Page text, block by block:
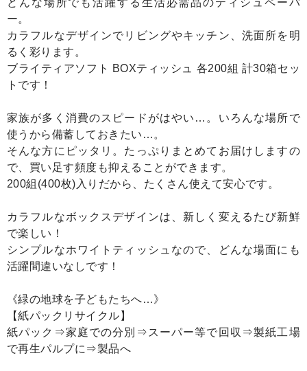
どんな場所でも活躍する生活必需品のティシュペーパ
ー。
カラフルなデザインでリビングやキッチン、洗面所を明
るく彩ります。
ブライティアソフト BOXティッシュ 各200組 計30箱セッ
トです！
家族が多く消費のスピードがはやい…。いろんな場所で
使うから備蓄しておきたい…。
そんな方にピッタリ。たっぷりまとめてお届けしますの
で、買い足す頻度も抑えることができます。
200組(400枚)入りだから、たくさん使えて安心です。
カラフルなボックスデザインは、新しく変えるたび新鮮
で楽しい！
シンプルなホワイトティッシュなので、どんな場面にも
活躍間違いなしです！
《緑の地球を子どもたちへ…》
【紙パックリサイクル】
紙パック⇒家庭での分別⇒スーパー等で回収⇒製紙工場
で再生パルプに⇒製品へ